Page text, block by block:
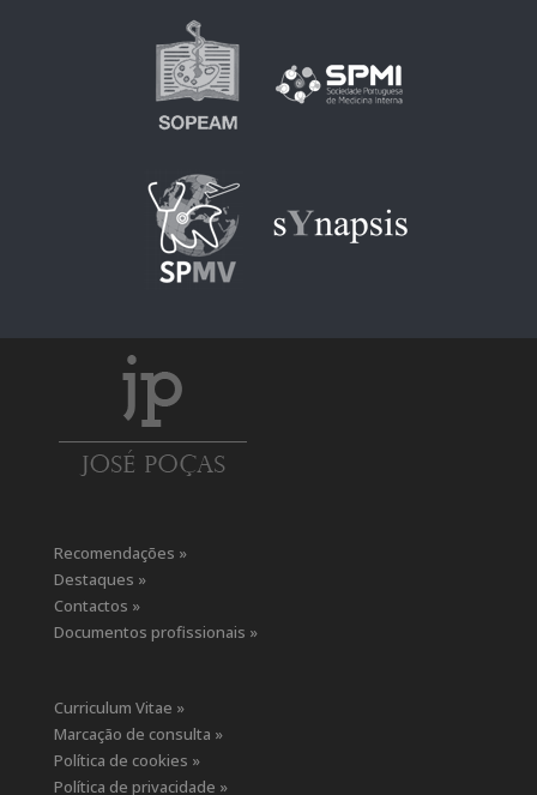
Recomendações »
Destaques »
Contactos »
Documentos profissionais »
Curriculum Vitae »
Marcação de consulta »
Política de cookies »
Política de privacidade »